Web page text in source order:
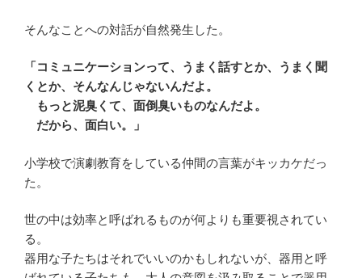
そんなことへの対話が自然発生した。
「コミュニケーションって、うまく話すとか、うまく聞
くとか、そんなんじゃないんだよ。
もっと泥臭くて、面倒臭いものなんだよ。
だから、面白い。」
小学校で演劇教育をしている仲間の言葉がキッカケだっ
た。
世の中は効率と呼ばれるものが何よりも重要視されてい
る。
器用な子たちはそれでいいのかもしれないが、器用と呼